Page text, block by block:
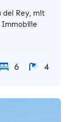
del Rey, mit
Immobilie
6 4